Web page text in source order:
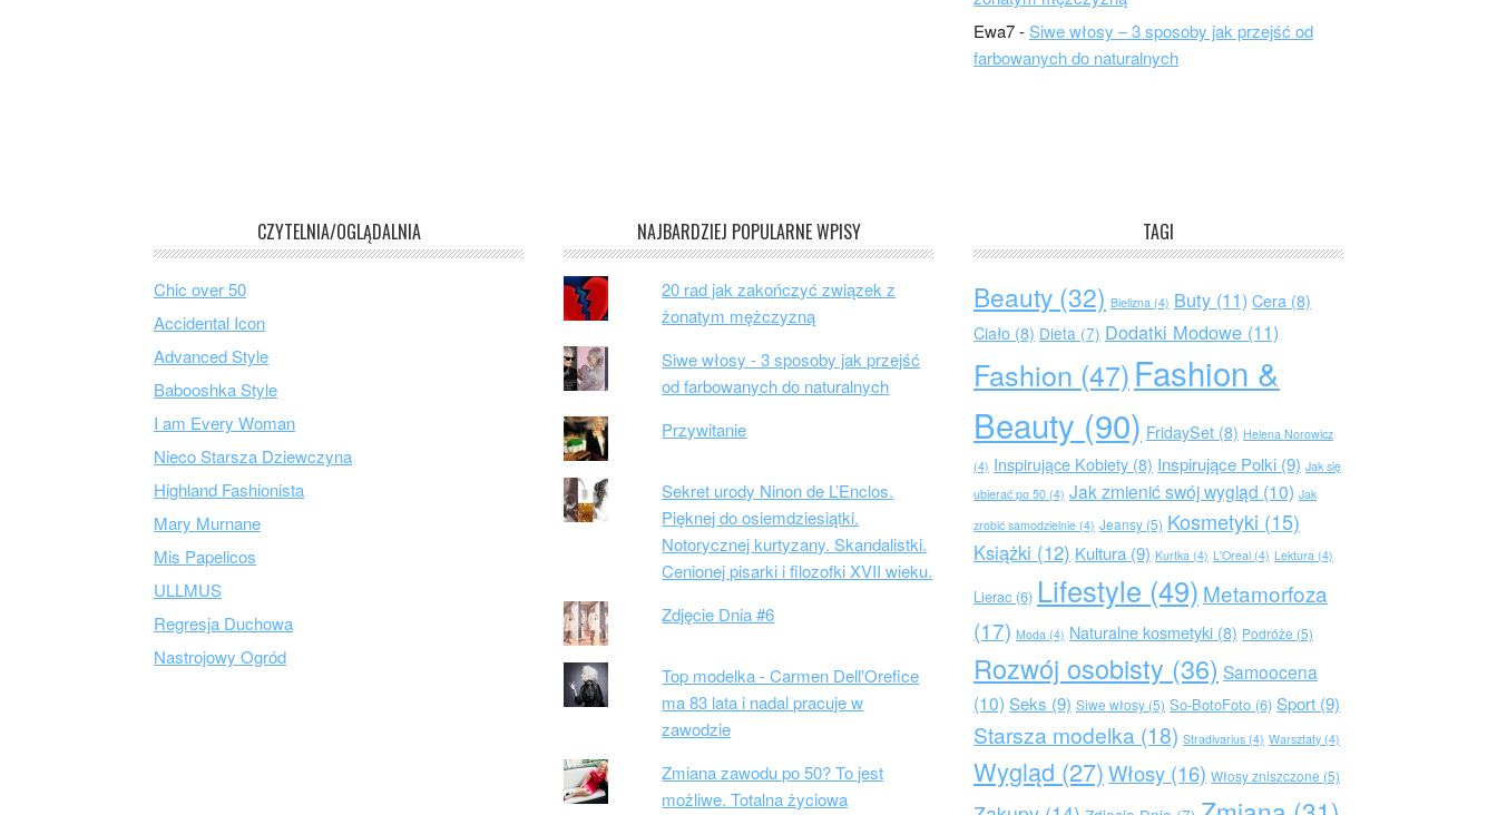
Ewa7-Siwe włosy – 3 sposoby jak przejść od
farbowanych do naturalnych
CZYTELNIA/OGLĄDALNIA
Chic over 50
Accidental Icon
Advanced Style
Babooshka Style
I am Every Woman
Nieco Starsza Dziewczyna
Highland Fashionista
Mary Murnane
Mis Papelicos
ULLMUS
Regresja Duchowa
Nastrojowy Ogród
NAJBARDZIEJ POPULARNE WPISY
20 rad jak zakończyć związek z
żonatym mężczyzną
Siwe włosy - 3 sposoby jak przejść
od farbowanych do naturalnych
Przywitanie
Sekret urody Ninon de L’Enclos.
Pięknej do osiemdziesiątki.
Notorycznej kurtyzany. Skandalistki.
Cenionej pisarki i filozofki XVII wieku.
Zdjęcie Dnia #6
Top modelka - Carmen Dell'Orefice
ma 83 lata i nadal pracuje w
zawodzie
Zmiana zawodu po 50? To jest
możliwe. Totalna życiowa
TAGI
Beauty (32) Bielizna (4) Buty (11) Cera (8)
Ciało (8) Dieta (7) Dodatki Modowe (11)
Fashion (47)Fashion &
Beauty (90) FridaySet (8) Helena Norowicz
(4) Inspirujące Kobiety (8) Inspirujące Polki (9) Jak się
ubierać po 50 (4) Jak zmienić swój wygląd (10) Jak
zrobić samodzielnie (4) Jeansy (5) Kosmetyki (15)
Książki (12) Kultura (9) Kurtka (4) L'Oreal (4) Lektura (4)
Lierac (6) Lifestyle (49) Metamorfoza
(17) Moda (4) Naturalne kosmetyki (8) Podróże (5)
Rozwój osobisty (36) Samoocena
(10) Seks (9) Siwe włosy (5) So-BotoFoto (6) Sport (9)
Starsza modelka (18) Stradivarius (4) Warsztaty (4)
Wygląd (27)Włosy (16) Włosy zniszczone (5)